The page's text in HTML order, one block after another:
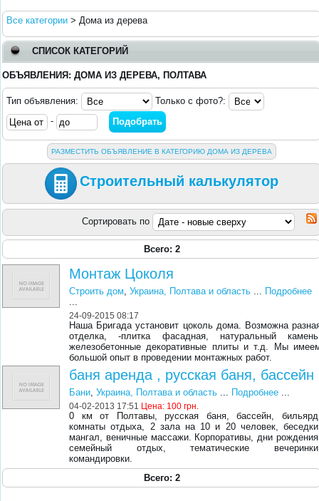
Все категории > Дома из дерева
СПИСОК КАТЕГОРИЙ
ОБЪЯВЛЕНИЯ: ДОМА ИЗ ДЕРЕВА, ПОЛТАВА
Тип объявления:
Только с фото?:
-
РАЗМЕСТИТЬ ОБЪЯВЛЕНИЕ В КАТЕГОРИЮ ДОМА ИЗ ДЕРЕВА
Строительный калькулятор
Сортировать по
Всего: 2
Монтаж Цоколя
Строить дом,Украина, Полтава и область ... Подробнее
...
24-09-2015 08:17
Наша Бригада установит цоколь дома. Возможна
отделка, -плитка фасадная, натуральный
железобетонные декоративные плиты и т.д. Мы
большой опыт в проведении монтажных работ.
баня аренда , русская баня, бассейн
Бани,Украина, Полтава и область ... Подробнее ...
04-02-2013 17:51 Цена: 100 грн.
0 км от Полтавы, русская баня, бассейн,
комнаты отдыха, 2 зала на 10 и 20 человек,
мангал, веничные массажи. Корпоративы, дни
семейный отдых, тематические
командировки.
Всего: 2